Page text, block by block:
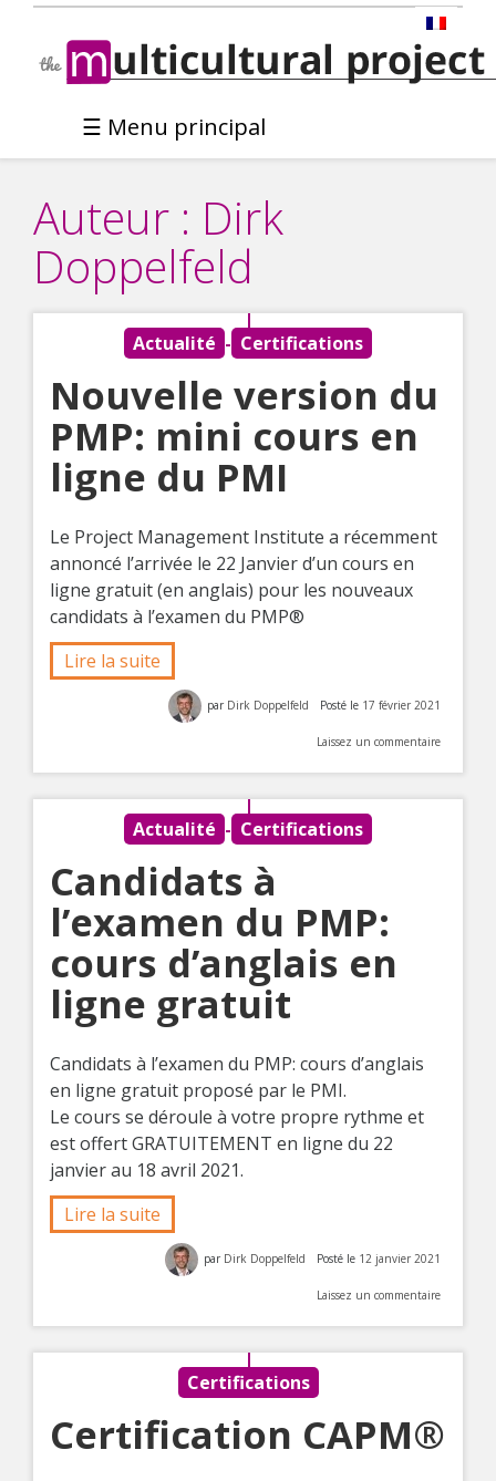
Aller
contenu
☰ Menu principal
Auteur : Dirk
Doppelfeld
Actualité - Certifications
Nouvelle version du
PMP: mini cours en
ligne du PMI
Le Project Management Institute a récemment
annoncé l’arrivée le 22 Janvier d’un cours en
ligne gratuit (en anglais) pour les nouveaux
candidats à l’examen du PMP®
Lire la suite
par Dirk Doppelfeld Posté le 17 février 2021
Laissez un commentaire
Actualité - Certifications
Candidats à
l’examen du PMP:
cours d’anglais en
ligne gratuit
Candidats à l’examen du PMP: cours d’anglais
en ligne gratuit proposé par le PMI.
Le cours se déroule à votre propre rythme et
est offert GRATUITEMENT en ligne du 22
janvier au 18 avril 2021.
Lire la suite
par Dirk Doppelfeld Posté le 12 janvier 2021
Laissez un commentaire
Certifications
Certification CAPM®